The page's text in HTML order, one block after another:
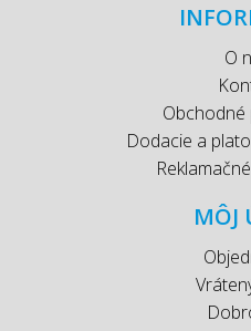
O
Obchodné
Dodacie a
MÔJ